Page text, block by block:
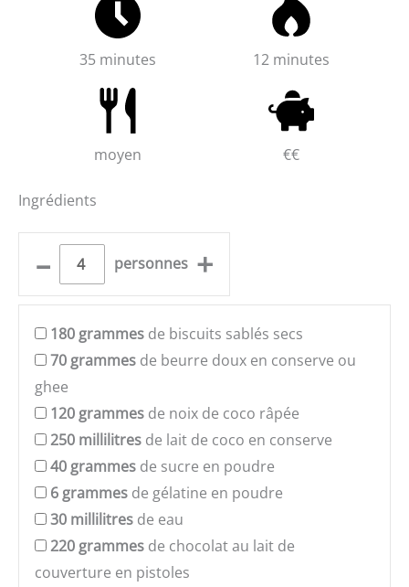
35 minutes 12 minutes
moyen €€
Ingrédients
– personnes +
180 grammes de biscuits sablés secs
70 grammes de beurre doux en conserve ou
ghee
120 grammes de noix de coco râpée
250 millilitres de lait de coco en conserve
40 grammes de sucre en poudre
6 grammes de gélatine en poudre
30 millilitres de eau
220 grammes de chocolat au lait de
couverture en pistoles